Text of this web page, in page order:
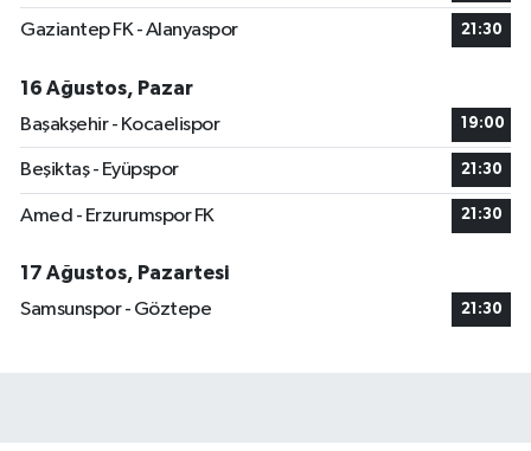
Gaziantep FK - Alanyaspor 21:30
16 Ağustos, Pazar
Başakşehir - Kocaelispor
19:00
Beşiktaş - Eyüpspor 21:30
Amed - Erzurumspor FK 21:30
17 Ağustos, Pazartesi
Samsunspor - Göztepe
21:30